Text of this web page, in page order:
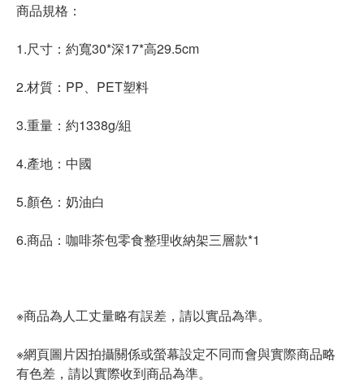
商品規格：
1.尺寸：約寬30*深17*高29.5cm
2.材質：PP、PET塑料
3.重量：約1338g/組
4.產地：中國
5.顏色：奶油白
6.商品：咖啡茶包零食整理收納架三層款*1
※商品為人工丈量略有誤差，請以實品為準。
※網頁圖片因拍攝關係或螢幕設定不同而會與實際商品略
有色差，請以實際收到商品為準。